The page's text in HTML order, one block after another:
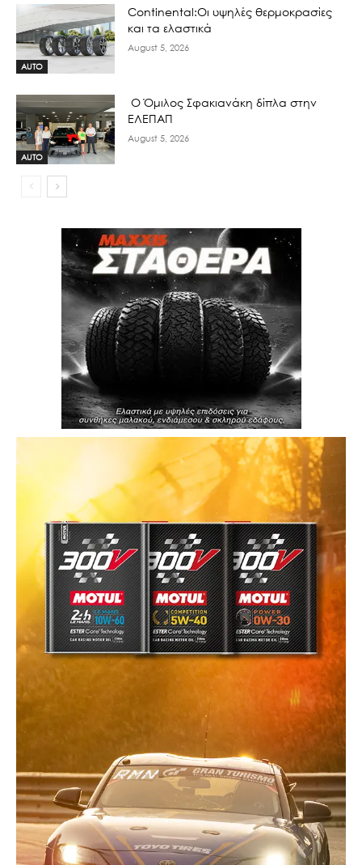
AUTO
Continental:Οι υψηλές θερμοκρασίες
και τα ελαστικά
August 5, 2026
AUTO
Ο Όμιλος Σφακιανάκη δίπλα στην
ΕΛΕΠΑΠ
August 5, 2026